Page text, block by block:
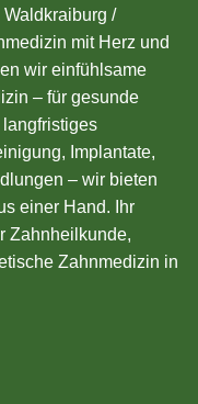
Waldkraiburg /
mit Herz und
wir einfühlsame
– für gesunde
Implantate,
– wir bieten
einer Hand. Ihr
Zahnheilkunde,
Zahnmedizin in